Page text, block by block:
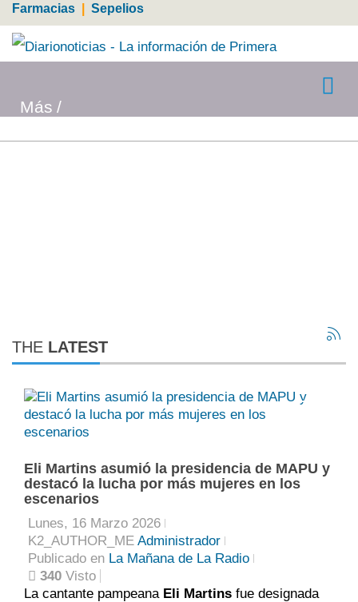
Farmacias Sepelios
Más
THE LATEST
Eli Martins asumió la presidencia de MAPU y
destacó la lucha por más mujeres en los
escenarios
Lunes, 16 Marzo 2026
K2_AUTHOR_ME Administrador
Publicado en La Mañana de La Radio
340 Visto
La cantante pampeana Eli Martins fue designada